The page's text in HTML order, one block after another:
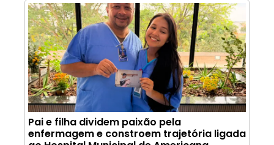
Pai e filha dividem paixão pela
enfermagem e constroem trajetória ligada